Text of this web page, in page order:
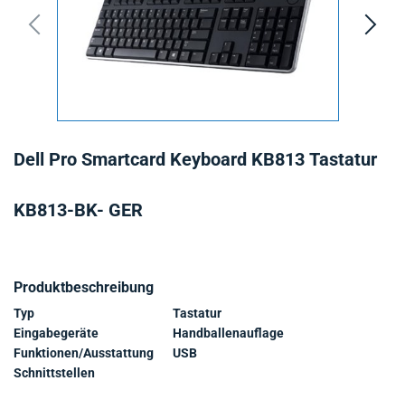
Dell Pro Smartcard Keyboard KB813 Tastatur
KB813-BK- GER
Produktbeschreibung
Typ
Eingabegeräte
Funktionen/Ausstattung
Schnittstellen
Tastatur
Handballenauflage
USB